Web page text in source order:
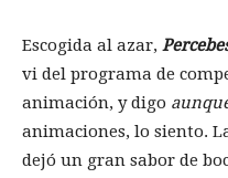
Escogida al azar,
vi del programa de
animación, y digo
animaciones, lo siento.
dejó un gran sabor de